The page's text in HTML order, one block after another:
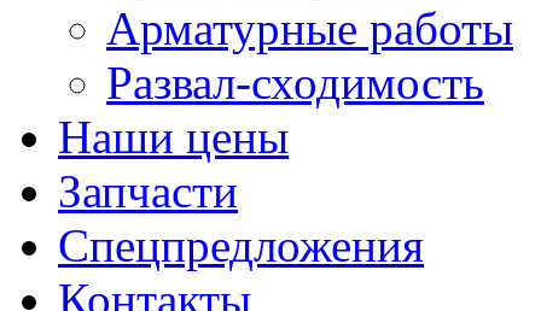
Арматурные работы
Развал-сходимость
Наши цены
Запчасти
Спецпредложения
Контакты